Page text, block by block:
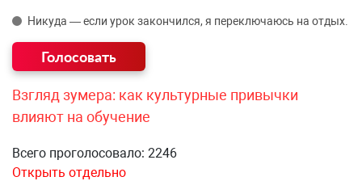
Никуда — если урок закончился, я переключаюсь на отдых.
Взгляд зумера: как культурные привычки
влияют на обучение
Всего проголосовало: 2246
Открыть отдельно